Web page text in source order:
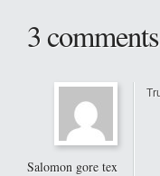
3 comments
Salomon gore tex